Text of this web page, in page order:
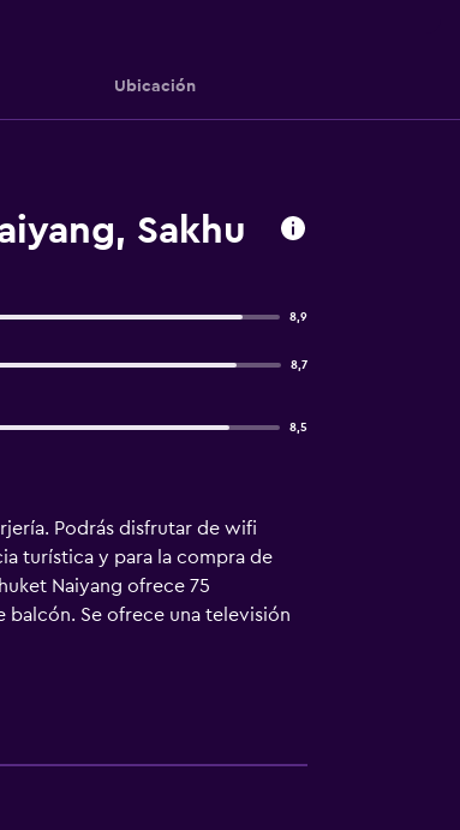
Ubicación
Sakhu
8,9
8,7
8,5
Podrás disfrutar de wifi
turística y para la compra de
Naiyang ofrece 75
balcón. Se ofrece una televisión
tipo lluvia, artículos de higiene
a Internet wifi gratis. Los